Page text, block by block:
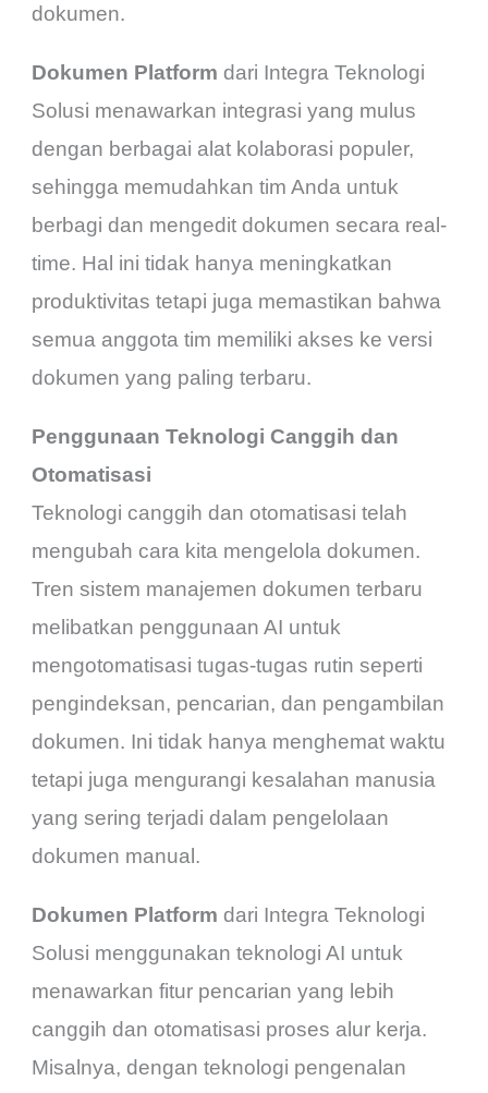
dokumen.
Dokumen Platform dari Integra Teknologi
Solusi menawarkan integrasi yang mulus
dengan berbagai alat kolaborasi populer,
sehingga memudahkan tim Anda untuk
berbagi dan mengedit dokumen secara real-
time. Hal ini tidak hanya meningkatkan
produktivitas tetapi juga memastikan bahwa
semua anggota tim memiliki akses ke versi
dokumen yang paling terbaru.
Penggunaan Teknologi Canggih dan
Otomatisasi
Teknologi canggih dan otomatisasi telah
mengubah cara kita mengelola dokumen.
Tren sistem manajemen dokumen terbaru
melibatkan penggunaan AI untuk
mengotomatisasi tugas-tugas rutin seperti
pengindeksan, pencarian, dan pengambilan
dokumen. Ini tidak hanya menghemat waktu
tetapi juga mengurangi kesalahan manusia
yang sering terjadi dalam pengelolaan
dokumen manual.
Dokumen Platform dari Integra Teknologi
Solusi menggunakan teknologi AI untuk
menawarkan fitur pencarian yang lebih
canggih dan otomatisasi proses alur kerja.
Misalnya, dengan teknologi pengenalan